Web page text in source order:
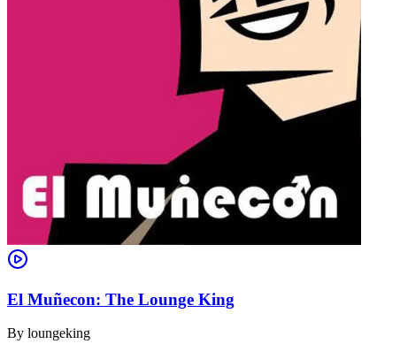
El Muñecon: The Lounge King
By loungeking